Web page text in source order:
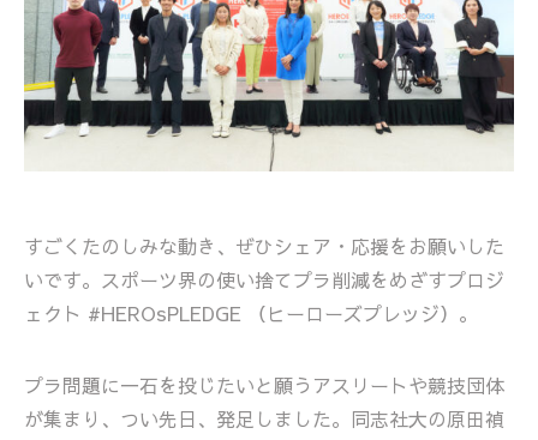
すごくたのしみな動き、ぜひシェア・応援をお願いした
いです。スポーツ界の使い捨てプラ削減をめざすプロジ
ェクト #HEROsPLEDGE （ヒーローズプレッジ）。
プラ問題に一石を投じたいと願うアスリートや競技団体
が集まり、つい先日、発足しました。同志社大の原田禎